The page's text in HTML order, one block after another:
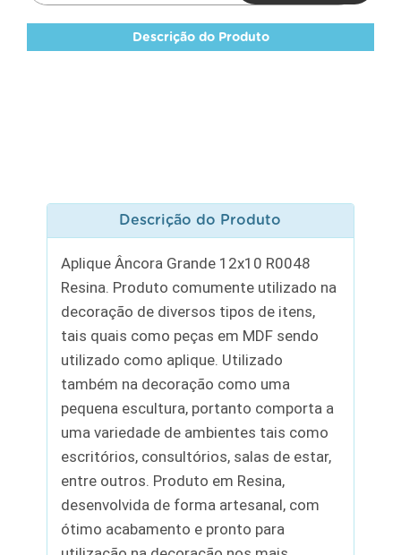
Descrição do Produto
Descrição do Produto
Aplique Âncora Grande 12x10 R0048
Resina. Produto comumente utilizado na
decoração de diversos tipos de itens,
tais quais como peças em MDF sendo
utilizado como aplique. Utilizado
também na decoração como uma
pequena escultura, portanto comporta a
uma variedade de ambientes tais como
escritórios, consultórios, salas de estar,
entre outros. Produto em Resina,
desenvolvida de forma artesanal, com
ótimo acabamento e pronto para